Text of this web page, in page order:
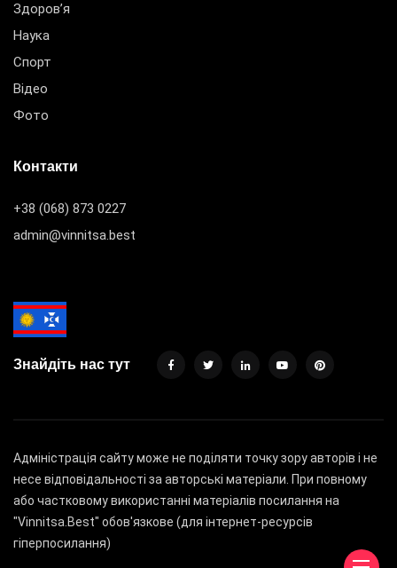
Здоров’я
Наука
Спорт
Відео
Фото
Контакти
+38 (068) 873 0227
admin@vinnitsa.best
Знайдіть нас тут
Адміністрація сайту може не поділяти точку зору авторів і не
несе відповідальності за авторські матеріали. При повному
або частковому використанні матеріалів посилання на
"Vinnitsa.Best" обов'язкове (для інтернет-ресурсів
гіперпосилання)